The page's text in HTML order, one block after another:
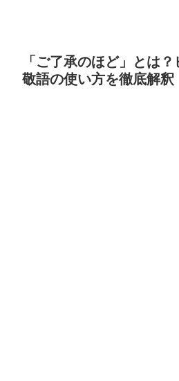
「ご了承のほど」とは
敬語の使い方を徹底解釈